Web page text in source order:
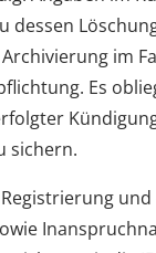
dessen
im
Es
sichern.